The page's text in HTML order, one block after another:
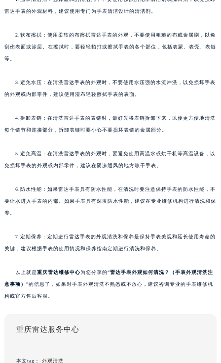
雷达手表的外观材料，建议使用专门为手表清洁设计的清洁剂。
2.软布擦拭：使用柔软的布擦拭雷达手表的外观，不要使用粗糙的布或金属刷，以免
刮伤表面或涂层。在擦拭时，要轻轻拍打或擦拭手表的各个部位，包括表蒙、表壳、表链
等。
3.避免水压：在清洗雷达手表的外观时，不要使用水压强的水流冲洗，以免损坏手表
的外观或内部零件，建议使用湿布轻轻擦拭手表的表面。
4.拆卸表链：在清洗雷达手表的表链时，最好先将表链拆卸下来，以便更方便地清洗
每个链节和连接部分，拆卸表链时要小心不要损坏表链的金属部分。
5.避免高温：在清洗雷达手表的外观时，要避免使用高温水或烘干机等高温设备，以
免损坏手表的外观或内部零件，建议在阴凉通风的地方晾干手表。
6.防水性能：如果雷达手表具有防水性能，在清洗时要注意保持手表的防水性能，不
要让水进入手表的内部。如果手表具有深度防水性能，建议在专业维修机构进行清洗和保
养。
7.定期保养：定期进行雷达手表的外观清洗和保养是保持手表美观和延长使用寿命的
关键，建议根据手表的使用情况和保养指南定期进行清洗和保养。
以上就是重庆雷达维修中心为您分享的“雷达手表外观如何清洗？（手表外观清洗注
意事项） ”的信息了，如果对手表外观清洗不熟悉或不放心，建议咨询专业的手表维修机
构或官方售后客服。
重庆雷达服务中心
本文tag： 外观清洗